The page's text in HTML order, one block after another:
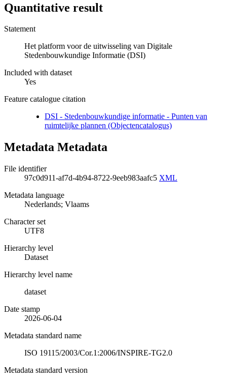
Quantitative result
Statement
Het platform voor de uitwisseling van Digitale
Stedenbouwkundige Informatie (DSI)
Included with dataset
Yes
Feature catalogue citation
DSI - Stedenbouwkundige informatie - Punten van
ruimtelijke plannen (Objectencatalogus)
Metadata Metadata
File identifier
97c0d911-af7d-4b94-8722-9eeb983aafc5 XML
Metadata language
Nederlands; Vlaams
Character set
UTF8
Hierarchy level
Dataset
Hierarchy level name
dataset
Date stamp
2026-06-04
Metadata standard name
ISO 19115/2003/Cor.1:2006/INSPIRE-TG2.0
Metadata standard version